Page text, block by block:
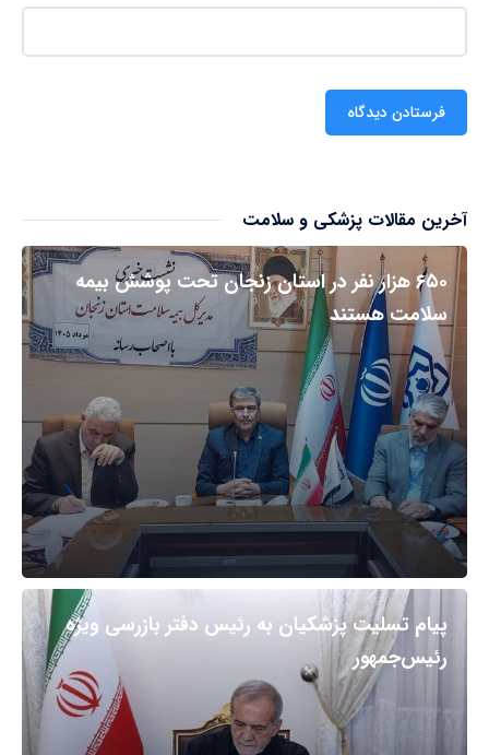
آخرین مقالات پزشکی و سلامت
۶۵۰ هزار نفر در استان زنجان تحت پوشش بیمه
سلامت هستند
پیام تسلیت پزشکیان به رئیس دفتر بازرسی ویژه
رئیس‌جمهور